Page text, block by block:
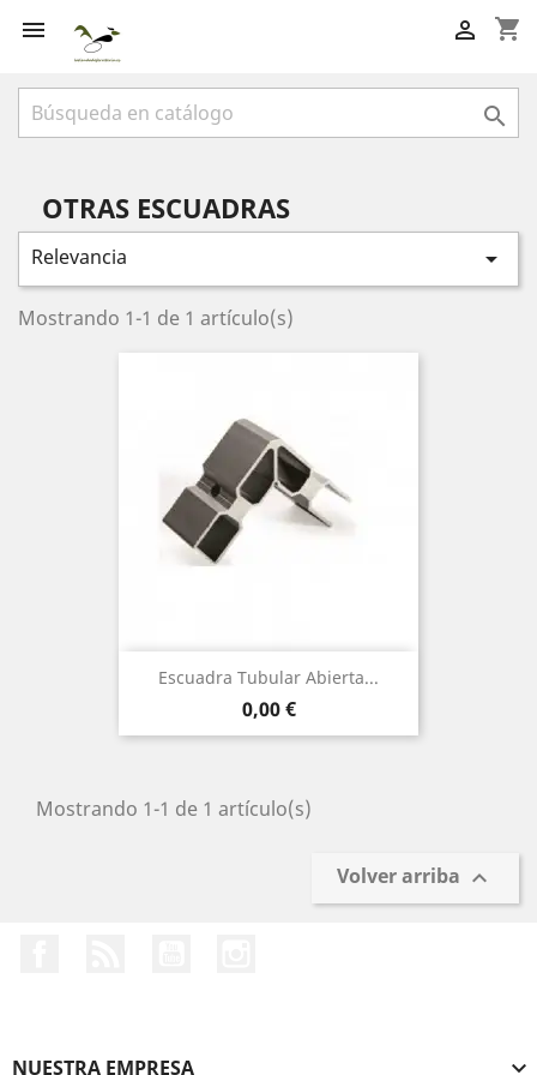
 shopping_cart


OTRAS ESCUADRAS
Relevancia 
Mostrando 1-1 de 1 artículo(s)
Escuadra Tubular Abierta...
Precio
0,00 €
Mostrando 1-1 de 1 artículo(s)
Volver arriba 
NUESTRA EMPRESA 